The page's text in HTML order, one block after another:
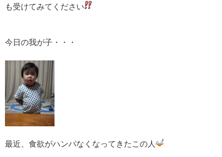
も受けてみてください
今日の我が子・・・
最近、食欲がハンパなくなってきたこの人